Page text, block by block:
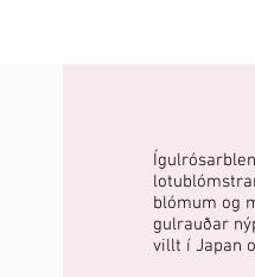
blómum og
gulrauðar
villt í Japan